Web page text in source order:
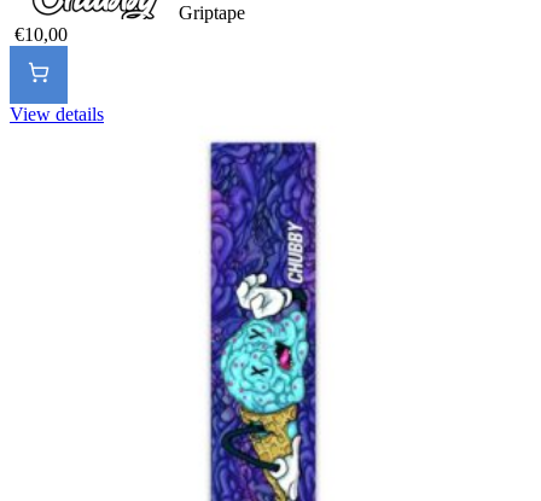
Griptape
€10,00
View details